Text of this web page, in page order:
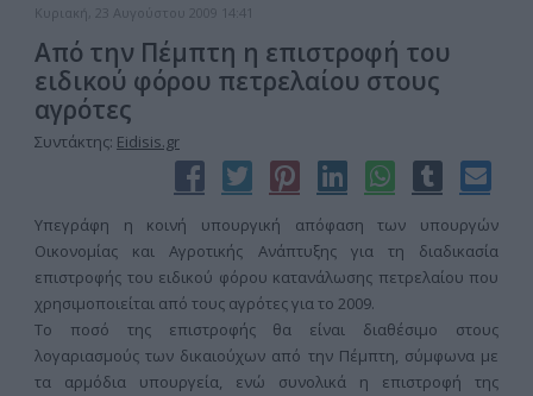
Κυριακή, 23 Αυγούστου 2009 14:41
Από την Πέμπτη η επιστροφή του
ειδικού φόρου πετρελαίου στους
αγρότες
Συντάκτης: Eidisis.gr
Υπεγράφη η κοινή υπουργική απόφαση των υπουργών
Οικονομίας και Αγροτικής Ανάπτυξης για τη διαδικασία
επιστροφής του ειδικού φόρου κατανάλωσης πετρελαίου που
χρησιμοποιείται από τους αγρότες για το 2009.
Το ποσό της επιστροφής θα είναι διαθέσιμο στους
λογαριασμούς των δικαιούχων από την Πέμπτη, σύμφωνα με
τα αρμόδια υπουργεία, ενώ συνολικά η επιστροφή της